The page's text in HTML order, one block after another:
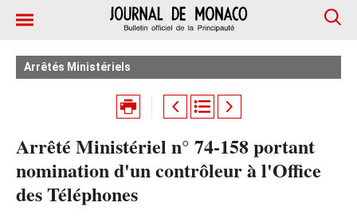
Arrêtés Ministériels
Arrêté Ministériel n° 74-158 portant
nomination d'un contrôleur à l'Office
des Téléphones